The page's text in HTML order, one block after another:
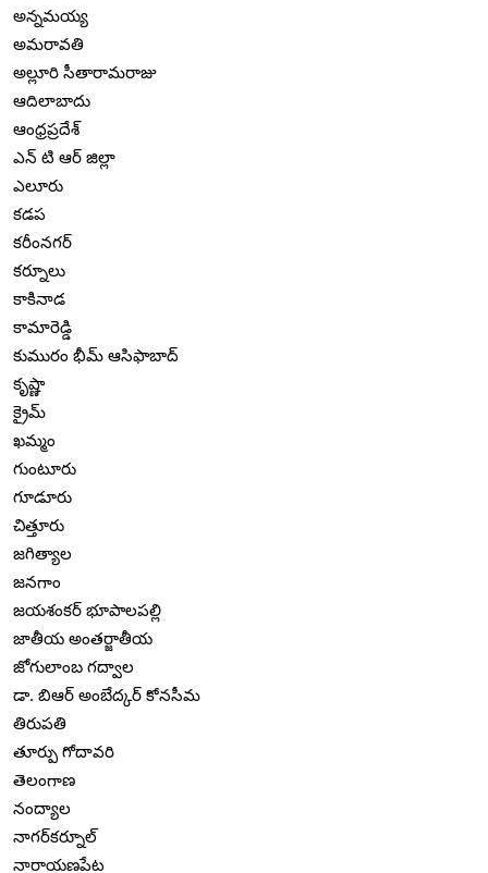
అన్నమయ్య
అమరావతి
అల్లూరి సీతారామరాజు
ఆదిలాబాదు
ఆంధ్రప్రదేశ్
ఎన్ టి ఆర్ జిల్లా
ఎలూరు
కడప
కరీంనగర్
కర్నూలు
కాకినాడ
కామారెడ్డి
కుమురం భీమ్ ఆసిఫాబాద్
కృష్ణా
క్రైమ్
ఖమ్మం
గుంటూరు
గూడూరు
చిత్తూరు
జగిత్యాల
జనగాం
జయశంకర్ భూపాలపల్లి
జాతీయ అంతర్జాతీయ
జోగులాంబ గద్వాల
డా. బిఆర్ అంబేద్కర్ కోనసీమ
తిరుపతి
తూర్పు గోదావరి
తెలంగాణ
నంద్యాల
నాగర్‌కర్నూల్
నారాయణపేట